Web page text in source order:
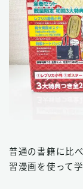
普通の書籍に比
習漫画を使って